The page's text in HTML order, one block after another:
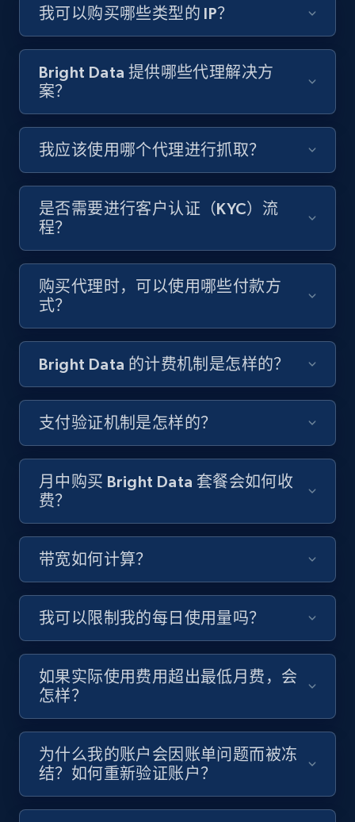
我可以购买哪些类型的 IP？
Bright Data 提供哪些代理解决方
案？
我应该使用哪个代理进行抓取？
是否需要进行客户认证（KYC）流
程？
购买代理时，可以使用哪些付款方
式？
Bright Data 的计费机制是怎样的？
支付验证机制是怎样的？
月中购买 Bright Data 套餐会如何收
费？
带宽如何计算？
我可以限制我的每日使用量吗？
如果实际使用费用超出最低月费，会
怎样？
为什么我的账户会因账单问题而被冻
结？如何重新验证账户？